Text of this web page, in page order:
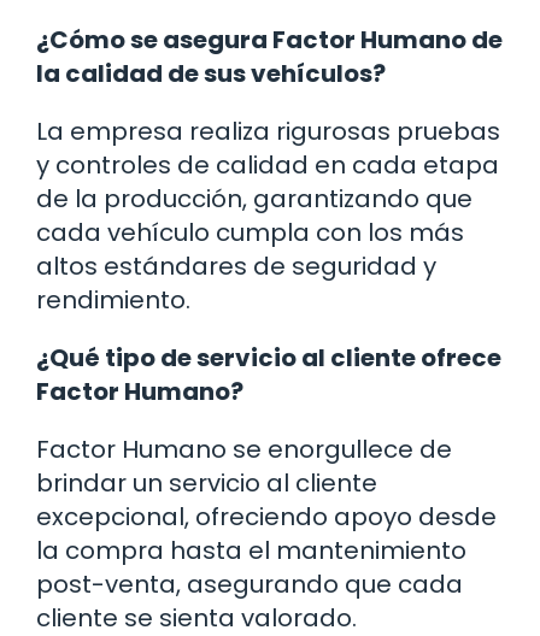
¿Cómo se asegura Factor Humano de
la calidad de sus vehículos?
La empresa realiza rigurosas pruebas
y controles de calidad en cada etapa
de la producción, garantizando que
cada vehículo cumpla con los más
altos estándares de seguridad y
rendimiento.
¿Qué tipo de servicio al cliente ofrece
Factor Humano?
Factor Humano se enorgullece de
brindar un servicio al cliente
excepcional, ofreciendo apoyo desde
la compra hasta el mantenimiento
post-venta, asegurando que cada
cliente se sienta valorado.